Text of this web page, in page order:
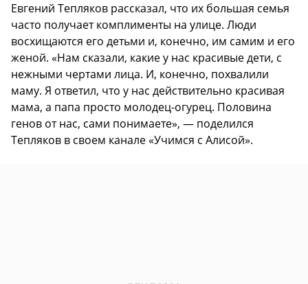
Евгений Тепляков рассказал, что их большая семья
часто получает комплименты на улице. Люди
восхищаются его детьми и, конечно, им самим и его
женой. «Нам сказали, какие у нас красивые дети, с
нежными чертами лица. И, конечно, похвалили
маму. Я ответил, что у нас действительно красивая
мама, а папа просто молодец-огурец. Половина
генов от нас, сами понимаете», — поделился
Тепляков в своем канале «Учимся с Алисой».